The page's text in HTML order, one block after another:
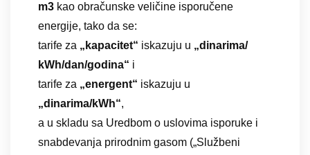
m3 kao obračunske veličine isporučene
energije, tako da se:
tarife za „kapacitet“ iskazuju u „dinarima/
kWh/dan/godina“ i
tarife za „energent“ iskazuju u
„dinarima/kWh“,
a u skladu sa Uredbom o uslovima isporuke i
snabdevanja prirodnim gasom („Službeni